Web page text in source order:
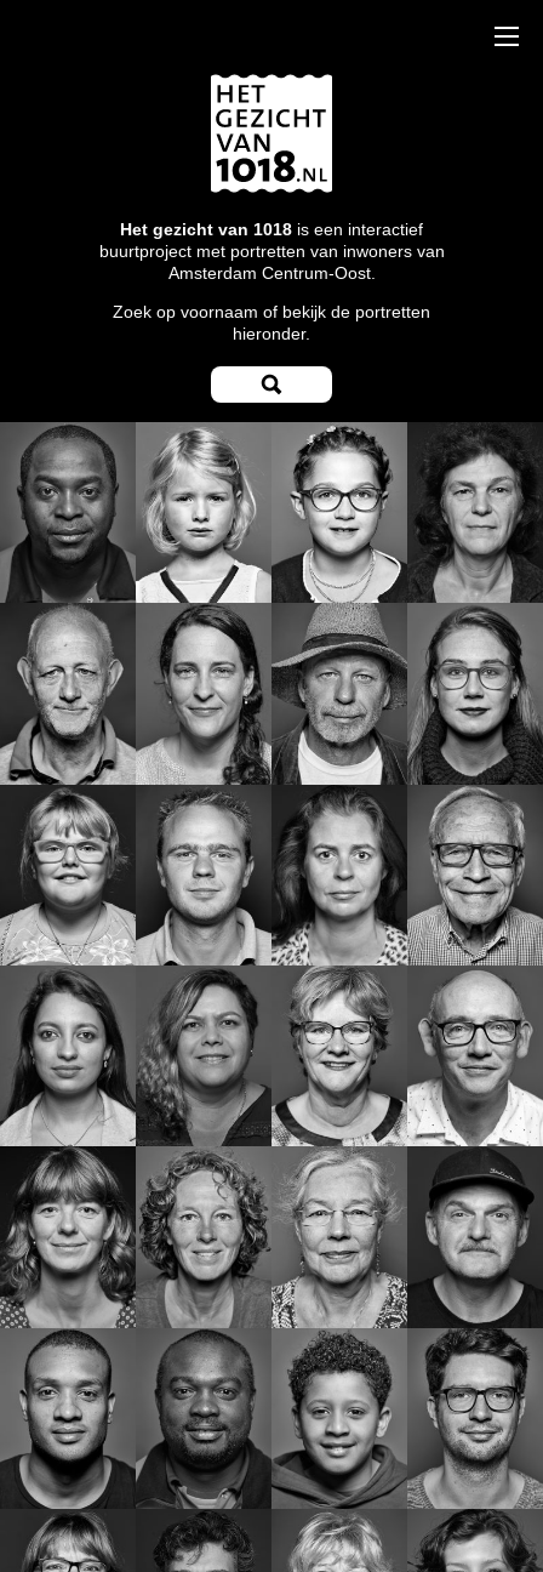
Het gezicht van 1018 is een interactief
buurtproject met portretten van inwoners van
Amsterdam Centrum-Oost.
Zoek op voornaam of bekijk de portretten
hieronder.